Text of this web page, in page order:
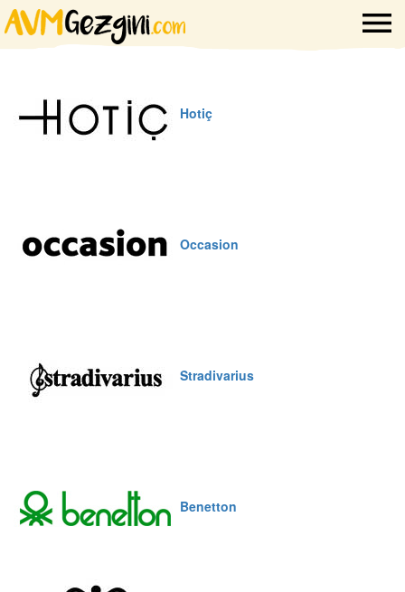
Hotiç
Occasion
Stradivarius
Benetton